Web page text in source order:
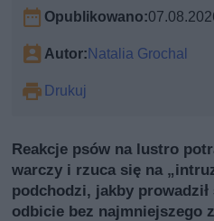
Opublikowano:
Autor:Natalia Grochal
Drukuj
Reakcje psów na lustro
warczy i rzuca się na
podchodzi, jakby
odbicie bez najmniejszego